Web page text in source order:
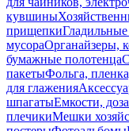
кувшины
прищепки
мусораОрганайзеры,
бумажные полотенца
пакетыФольга,
для глажения
шпагатыЕмкости,
плечикиМешки